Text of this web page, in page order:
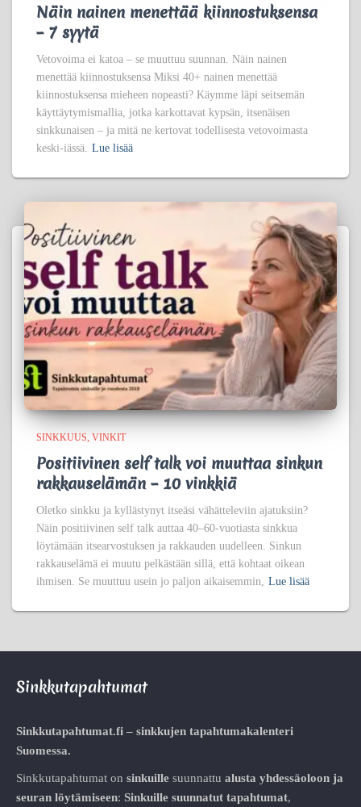
Näin nainen menettää kiinnostuksensa
– 7 syytä
Vetovoima ei katoa – se muuttuu suunnan. Näin nainen
menettää kiinnostuksensa Miksi 40+ nainen menettää
kiinnostuksensa mieheen nopeasti? Käymme läpi seitsemän
käyttäytymismallia, jotka karkottavat kypsän, itsenäisen
sinkkunaisen – ja mitä ne kertovat todellisesta vetovoimasta
keski-iässä.
Lue lisää
SINKKUUS VINKIT
Positiivinen self talk voi muuttaa sinkun
rakkauselämän – 10 vinkkiä
Oletko sinkku ja kyllästynyt itseäsi vähätteleviin ajatuksiin?
Näin positiivinen self talk auttaa 40–60-vuotiasta sinkkua
löytämään itsearvostuksen ja rakkauden uudelleen. Sinkun
rakkauselämä ei muutu pelkästään sillä, että kohtaat oikean
ihmisen. Se muuttuu usein jo paljon aikaisemmin, Lue lisää
Sinkkutapahtumat
Sinkkutapahtumat.fi – sinkkujen tapahtumakalenteri
Suomessa.
Sinkkutapahtumat on sinkuille suunnattu alusta yhdessäoloon ja
seuran löytämiseen: Sinkuille suunnatut tapahtumat,